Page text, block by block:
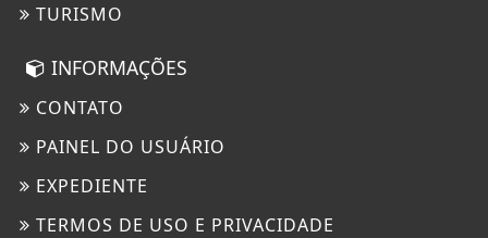
TURISMO
INFORMAÇÕES
CONTATO
PAINEL DO USUÁRIO
EXPEDIENTE
TERMOS DE USO E PRIVACIDADE